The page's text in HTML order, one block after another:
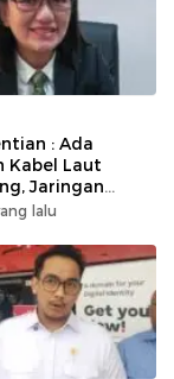
: Ada
Kabel Laut
Jaringan
Talaud,
Sementara
lalu